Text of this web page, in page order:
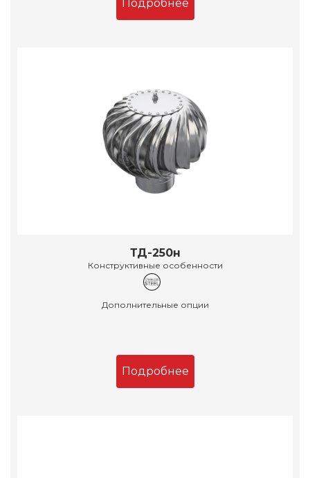
Подробнее
ТД-250н
Конструктивные особенности
Дополнительные опции
Подробнее